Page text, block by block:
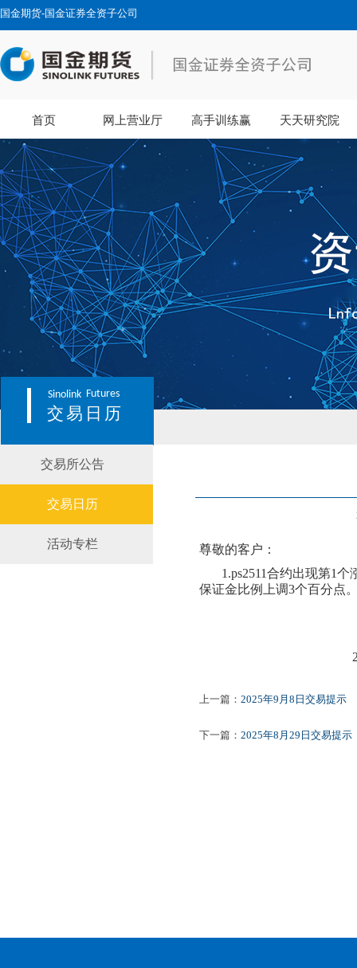
国金期货-国金证券全资子公司
首页 网上营业厅 高手训练赢 天天研究院
Sinolink Futures
交易日历
交易所公告
交易日历
活动专栏
尊敬的客户：
1.ps2511合约出现第1个
保证金比例上调3个百分点
上一篇： 2025年9月8日交易提示
下一篇： 2025年8月29日交易提示